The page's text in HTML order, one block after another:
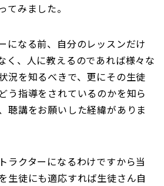
てみました。
になる前、自分のレッスンだけ
く、人に教えるのであれば様々な
況を知るべきで、更にその生徒
う指導をされているのかを知ら
聴講をお願いした経緯がありま
ラクターになるわけですから当
生徒にも適応すれば生徒さん自